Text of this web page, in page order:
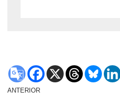
ANTERIOR